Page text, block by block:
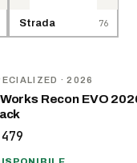
Strada 76
· 2026
Recon EVO